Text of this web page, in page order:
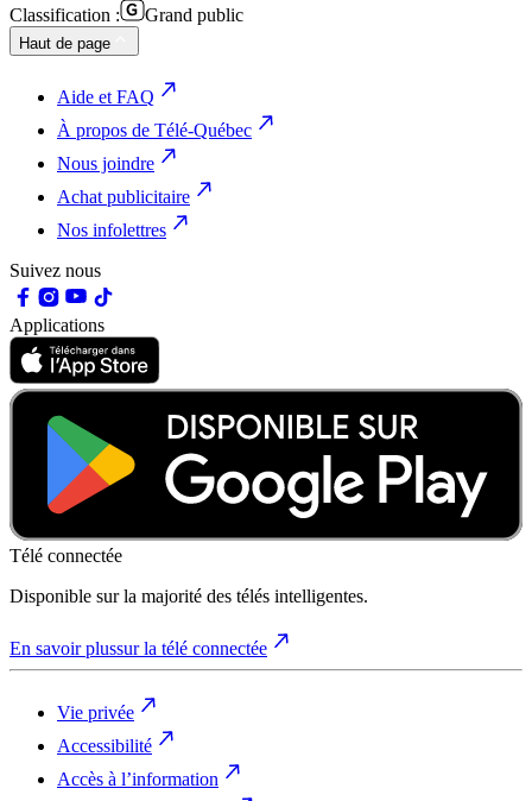
Classification :
Grand public
Haut de page
Aide et FAQ
À propos de Télé-Québec
Nous joindre
Achat publicitaire
Nos infolettres
Suivez nous
Applications
Télé connectée
Disponible sur la majorité des télés intelligentes.
En savoir plussur la télé connectée
Vie privée
Accessibilité
Accès à l’information